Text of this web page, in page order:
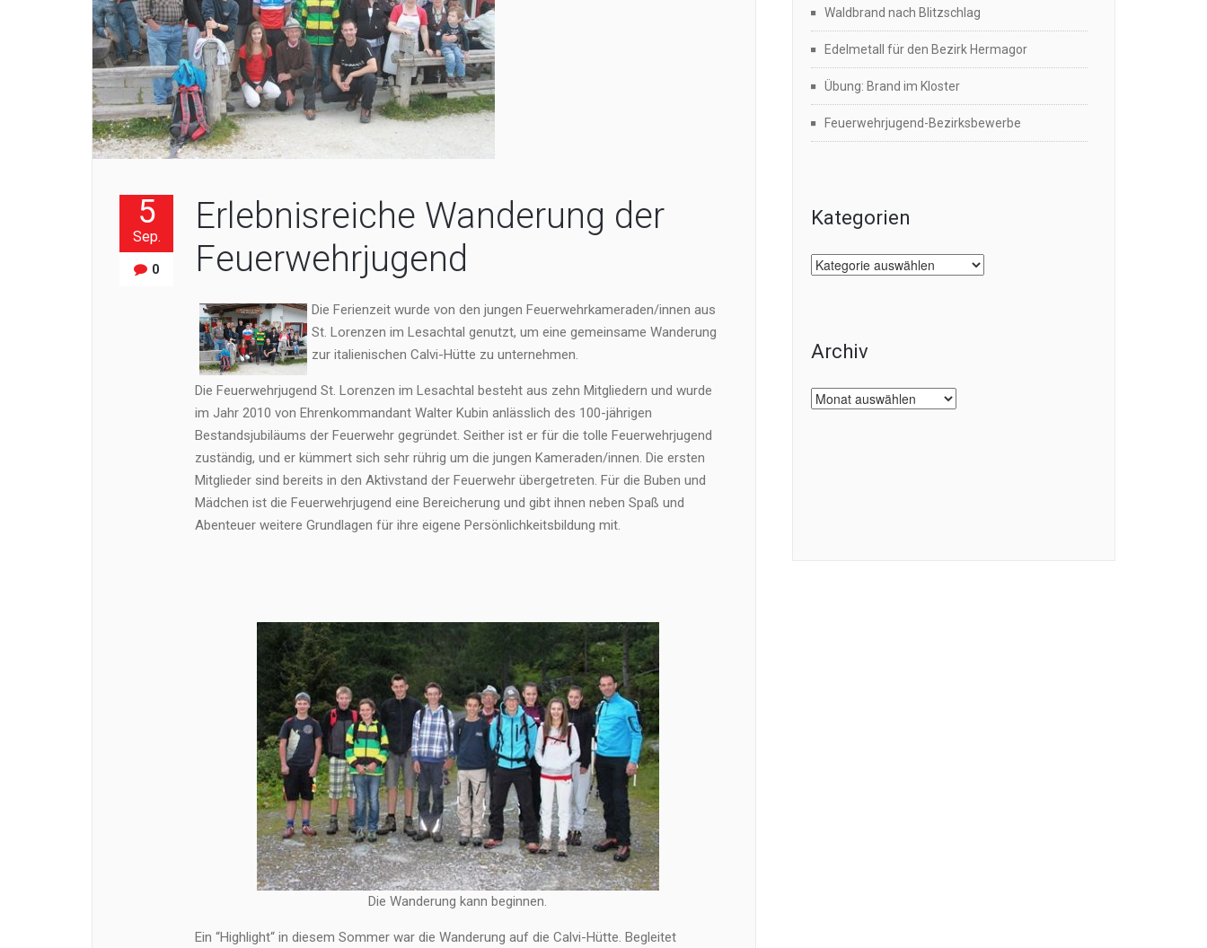
5
Sep.
0
Erlebnisreiche Wanderung der
Feuerwehrjugend
Die Ferienzeit wurde von den jungen Feuerwehrkameraden/innen aus
St. Lorenzen im Lesachtal genutzt, um eine gemeinsame Wanderung
zur italienischen Calvi-Hütte zu unternehmen.
Die Feuerwehrjugend St. Lorenzen im Lesachtal besteht aus zehn Mitgliedern und wurde
im Jahr 2010 von Ehrenkommandant Walter Kubin anlässlich des 100-jährigen
Bestandsjubiläums der Feuerwehr gegründet. Seither ist er für die tolle Feuerwehrjugend
zuständig, und er kümmert sich sehr rührig um die jungen Kameraden/innen. Die ersten
Mitglieder sind bereits in den Aktivstand der Feuerwehr übergetreten. Für die Buben und
Mädchen ist die Feuerwehrjugend eine Bereicherung und gibt ihnen neben Spaß und
Abenteuer weitere Grundlagen für ihre eigene Persönlichkeitsbildung mit.
Die Wanderung kann beginnen.
Ein “Highlight“ in diesem Sommer war die Wanderung auf die Calvi-Hütte. Begleitet
Waldbrand nach Blitzschlag
Edelmetall für den Bezirk Hermagor
Übung: Brand im Kloster
Feuerwehrjugend-Bezirksbewerbe
Kategorien
Kategorien
Archiv
Archiv